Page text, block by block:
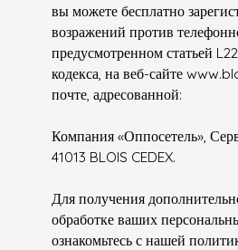
вы можете бесплатно
возражений против
предусмотренном статьей
кодекса, на веб-сайте
почте, адресованной:
Компания «Оппосетель»,
41013 BLOIS CEDEX.
Для получения
обработке ваших
ознакомьтесь с нашей